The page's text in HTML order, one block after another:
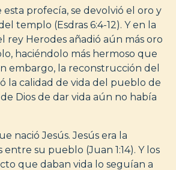
esta profecía, se devolvió el oro y
templo (Esdras 6:4-12). Y en la
rey Herodes añadió aún más oro
haciéndolo más hermoso que
embargo, la reconstrucción del
la calidad de vida del pueblo de
Dios de dar vida aún no había
nació Jesús. Jesús era la
entre su pueblo (Juan 1:14). Y los
que daban vida lo seguían a